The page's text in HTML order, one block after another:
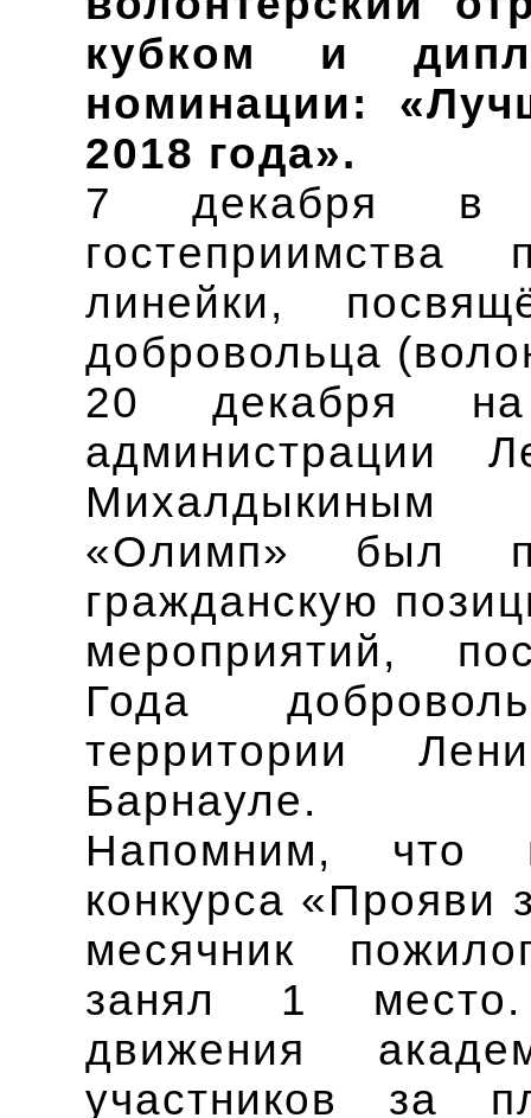
кубком и
номинации:
2018 года».
7 декабря в
гостеприимства
линейки,
добровольца
20 декабря
администрации
Михалдыкиным
«Олимп» был
гражданскую
мероприятий,
Года
территории
Барнауле.
Напомним, что
конкурса «Прояви
месячник
занял 1 место.
движения
участников за